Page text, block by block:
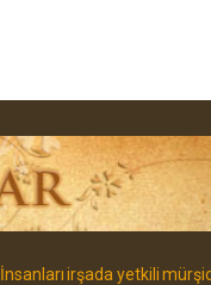
İnsanları irşada yetkili